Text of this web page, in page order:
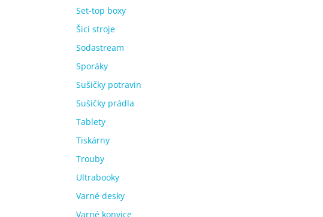
Set-top boxy
Šicí stroje
Sodastream
Sporáky
Sušičky potravin
Sušičky prádla
Tablety
Tiskárny
Trouby
Ultrabooky
Varné desky
Varné konvice